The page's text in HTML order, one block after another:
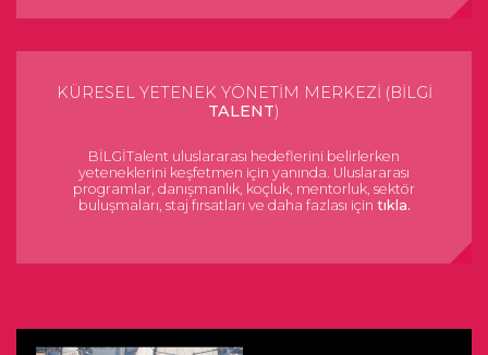
KÜRESEL YETENEK YÖNETİM MERKEZİ (BİLGİ
TALENT)
BİLGİTalent uluslararası hedeflerini belirlerken
yeteneklerini keşfetmen için yanında. Uluslararası
programlar, danışmanlık, koçluk, mentorluk, sektör
buluşmaları, staj fırsatları ve daha fazlası için tıkla.